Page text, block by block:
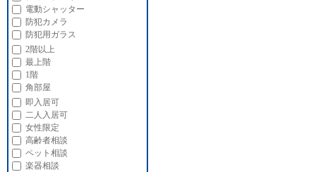
電動シャッター
防犯カメラ
防犯用ガラス
2階以上
最上階
1階
角部屋
即入居可
二人入居可
女性限定
高齢者相談
ペット相談
楽器相談